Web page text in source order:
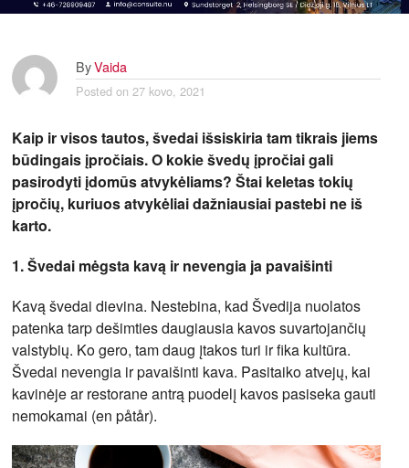
ByVaida
Posted on 27 kovo, 2021
Kaip ir visos tautos, švedai išsiskiria tam tikrais jiems
būdingais įpročiais. O kokie švedų įpročiai gali
pasirodyti įdomūs atvykėliams? Štai keletas tokių
įpročių, kuriuos atvykėliai dažniausiai pastebi ne iš
karto.
1. Švedai mėgsta kavą ir nevengia ja pavaišinti
Kavą švedai dievina. Nestebina, kad Švedija nuolatos
patenka tarp dešimties daugiausia kavos suvartojančių
valstybių. Ko gero, tam daug įtakos turi ir fika kultūra.
Švedai nevengia ir pavaišinti kava. Pasitaiko atvejų, kai
kavinėje ar restorane antrą puodelį kavos pasiseka gauti
nemokamai (en påtår).